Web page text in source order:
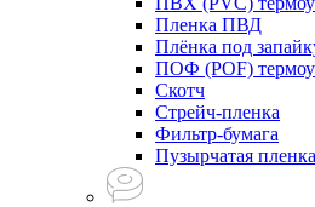
Пленка ПВД
Плёнка под
ПОФ (POF)
Скотч
Стрейч-пленка
Фильтр-бумага
Пузырчатая пленка